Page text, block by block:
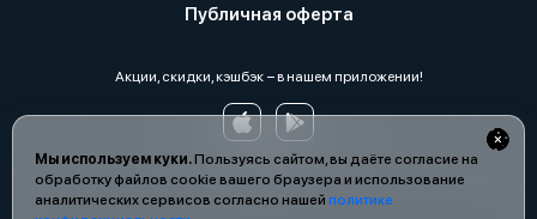
Мы используем куки.Пользуясь сайтом, вы даёте согласие на
обработку файлов cookie вашего браузера и использование
аналитических сервисов согласно нашей политике
Публичная оферта
Акции, скидки, кэшбэк − в нашем приложении!